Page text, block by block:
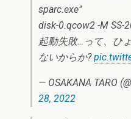
sparc.exe"
disk-0.qcow2 -M SS-
起動失敗…って、ひ
ないからか?
— OSAKANA TARO
28, 2022